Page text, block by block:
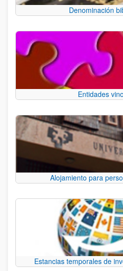
Denominación
Entidades
Alojamiento para
Estancias temporales de